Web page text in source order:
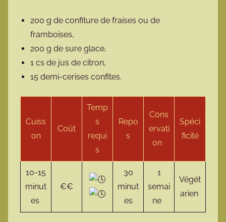
200 g de confiture de fraises ou de
framboises,
200 g de sure glace,
1 cs de jus de citron,
15 demi-cerises confites.
Cuiss
on
Coût
Temp
s
requi
s
Repo
s
Cons
ervati
on
Spéci
ficité
10-15
minut
es
€€
30
minut
es
1
semai
ne
Végét
arien